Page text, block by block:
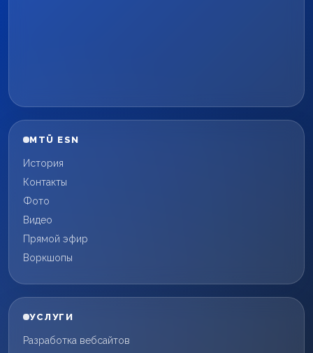
MTÜ ESN
История
Контакты
Фото
Видео
Прямой эфир
Воркшопы
УСЛУГИ
Разработка вебсайтов